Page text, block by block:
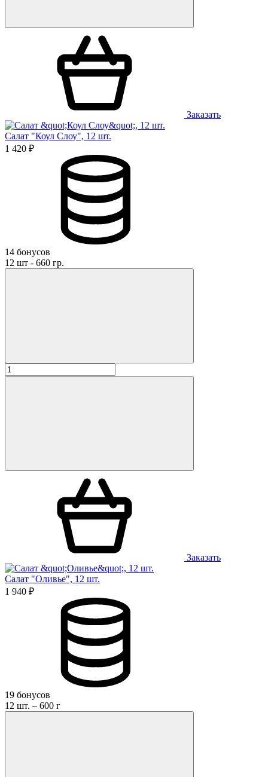
Заказать
Салат "Коул Слоу", 12 шт.
1 420 ₽
14 бонусов
12 шт - 660 гр.
Заказать
Салат "Оливье", 12 шт.
1 940 ₽
19 бонусов
12 шт. – 600 г